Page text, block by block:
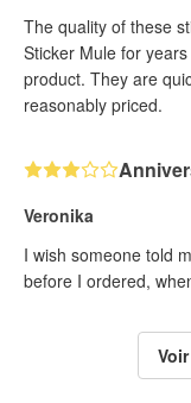
The quality of these
Sticker Mule for
product. They are
reasonably priced.
Veronika
I wish someone told
before I ordered,